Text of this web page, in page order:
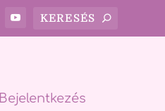
Bejelentkezés